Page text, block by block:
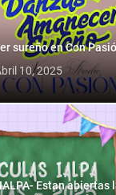
sureño en Con
10, 2025
Estan abiertas